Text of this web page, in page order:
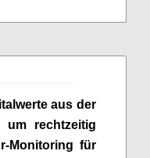
aus der
um rechtzeitig
Monitoring für